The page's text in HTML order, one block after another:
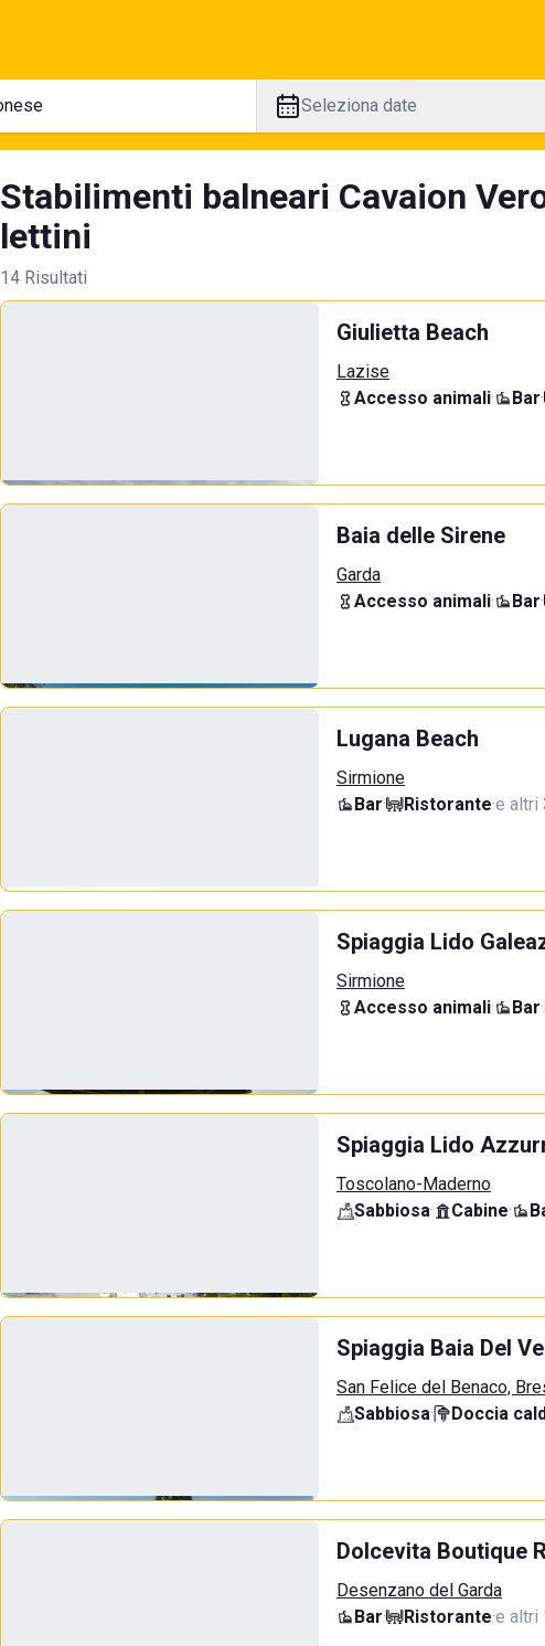
Seleziona date
Stabilimenti balneari Cavaion
lettini
14 Risultati
Giulietta Beach
Lazise
Accesso animali· Bar·
Baia delle Sirene
Garda
Accesso animali· Bar·
Lugana Beach
Sirmione
Bar· Ristorante·e altri
Spiaggia Lido
Sirmione
Accesso animali· Bar·
Spiaggia Lido
Toscolano-Maderno
Sabbiosa· Cabine·
Spiaggia Baia Del
San Felice del Benaco,
Sabbiosa· Doccia
Dolcevita Boutique
Desenzano del Garda
Bar· Ristorante·e altri